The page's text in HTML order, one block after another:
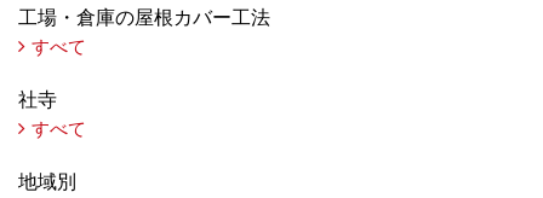
工場・倉庫の屋根カバー工法
すべて
社寺
すべて
地域別